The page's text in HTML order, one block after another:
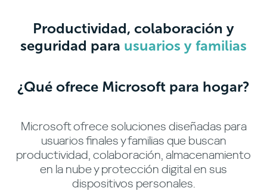
Productividad, colaboración y
seguridad para usuarios y familias
¿Qué ofrece Microsoft para hogar?
Microsoft ofrece soluciones diseñadas para
usuarios finales y familias que buscan
productividad, colaboración, almacenamiento
en la nube y protección digital en sus
dispositivos personales.